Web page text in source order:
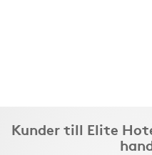
Kunder till Elite